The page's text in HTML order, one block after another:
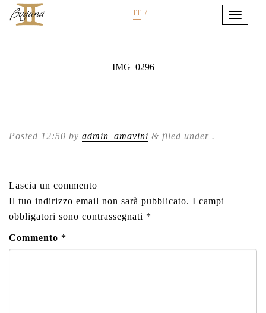
IT /
IMG_0296
Posted 12:50 by admin_amavini & filed under .
Lascia un commento
Il tuo indirizzo email non sarà pubblicato. I campi
obbligatori sono contrassegnati *
Commento *